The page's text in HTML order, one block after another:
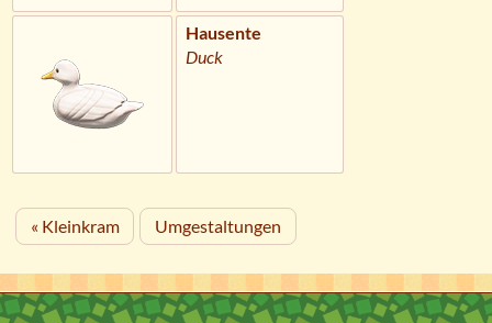
Hausente
Duck
« Kleinkram Umgestaltungen